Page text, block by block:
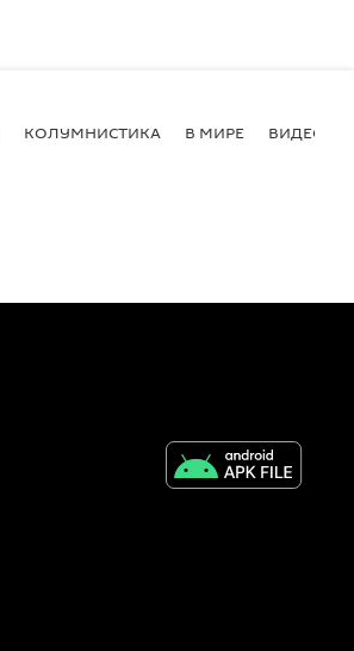
КОЛУМНИСТИКА В МИРЕ ВИДЕО